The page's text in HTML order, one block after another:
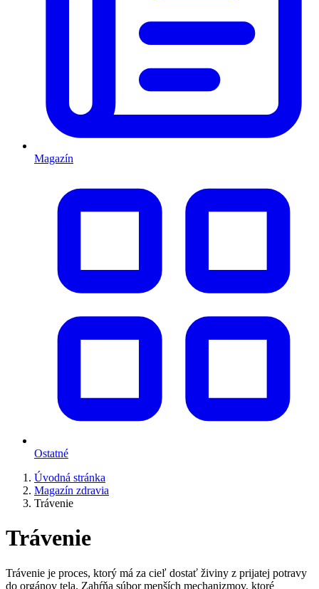
Magazín
Ostatné
Úvodná stránka
Magazín zdravia
Trávenie
Trávenie
Trávenie je proces, ktorý má za cieľ dostať živiny z prijatej potravy
do orgánov tela. Zahŕňa súbor menších mechanizmov, ktoré